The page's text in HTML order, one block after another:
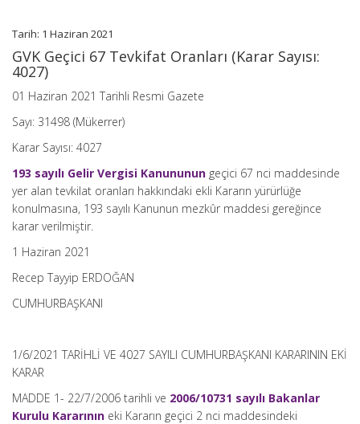
Tarih: 1 Haziran 2021
GVK Geçici 67 Tevkifat Oranları (Karar Sayısı:
4027)
01 Haziran 2021 Tarihli Resmi Gazete
Sayı: 31498 (Mükerrer)
Karar Sayısı: 4027
193 sayılı Gelir Vergisi Kanununun geçici 67 nci maddesinde
yer alan tevkilat oranları hakkındaki ekli Kararın yürürlüğe
konulmasına, 193 sayılı Kanunun mezkûr maddesi gereğince
karar verilmiştir.
1 Haziran 2021
Recep Tayyip ERDOĞAN
CUMHURBAŞKANI
1/6/2021 TARİHLİ VE 4027 SAYILI CUMHURBAŞKANI KARARININ EKİ
KARAR
MADDE 1- 22/7/2006 tarihli ve 2006/10731 sayılı Bakanlar
Kurulu Kararının eki Kararın geçici 2 nci maddesindeki